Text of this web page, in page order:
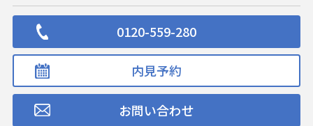
0120-559-280
内見予約
お問い合わせ